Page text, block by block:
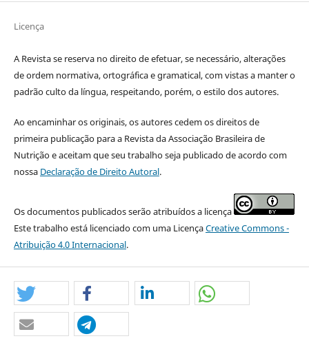
Licença
A Revista se reserva no direito de efetuar, se necessário, alterações
de ordem normativa, ortográfica e gramatical, com vistas a manter o
padrão culto da língua, respeitando, porém, o estilo dos autores.
Ao encaminhar os originais, os autores cedem os direitos de
primeira publicação para a Revista da Associação Brasileira de
Nutrição e aceitam que seu trabalho seja publicado de acordo com
nossa Declaração de Direito Autoral.
Os documentos publicados serão atribuídos a licença
Este trabalho está licenciado com uma LicençaCreative Commons -
Atribuição 4.0 Internacional.